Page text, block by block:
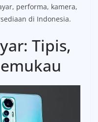
performa, kamera,
di Indonesia.
Tipis,